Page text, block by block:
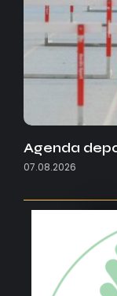
Agenda
07.08.2026